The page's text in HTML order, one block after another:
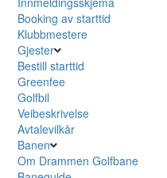
Booking av starttid
Klubbmestere
Gjester
Bestill starttid
Greenfee
Golfbil
Veibeskrivelse
Avtalevilkår
Banen
Om Drammen Golfbane